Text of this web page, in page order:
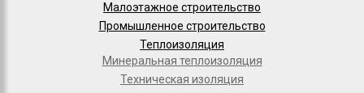
Малоэтажное строительство
Промышленное строительство
Теплоизоляция
Минеральная теплоизоляция
Техническая изоляция